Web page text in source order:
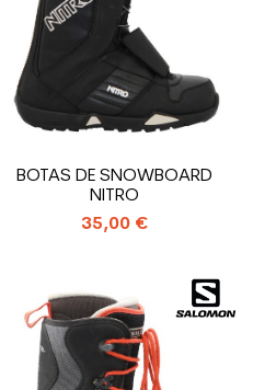
BOTAS DE SNOWBOARD
NITRO
35,00 €